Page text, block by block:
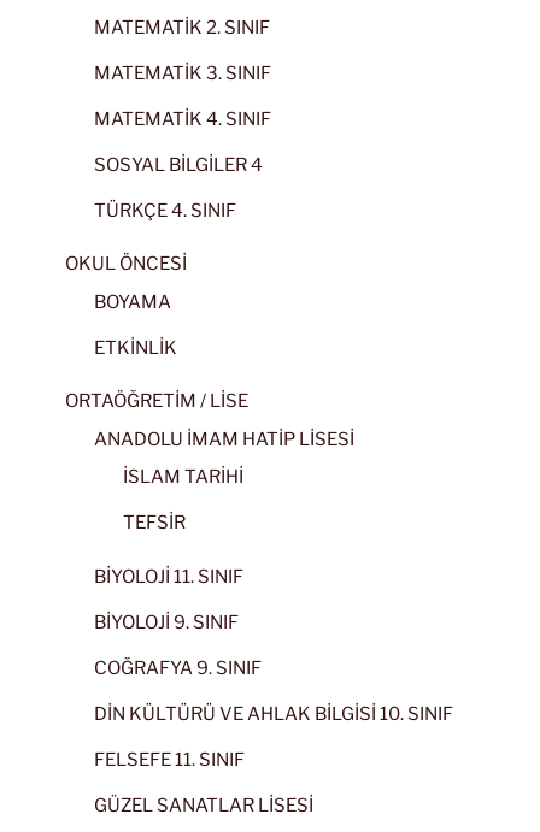
MATEMATİK 2. SINIF
MATEMATİK 3. SINIF
MATEMATİK 4. SINIF
SOSYAL BİLGİLER 4
TÜRKÇE 4. SINIF
OKUL ÖNCESİ
BOYAMA
ETKİNLİK
ORTAÖĞRETİM / LİSE
ANADOLU İMAM HATİP LİSESİ
İSLAM TARİHİ
TEFSİR
BİYOLOJİ 11. SINIF
BİYOLOJİ 9. SINIF
COĞRAFYA 9. SINIF
DİN KÜLTÜRÜ VE AHLAK BİLGİSİ 10. SINIF
FELSEFE 11. SINIF
GÜZEL SANATLAR LİSESİ